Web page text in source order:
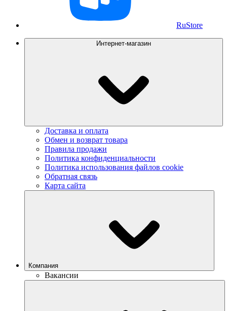
RuStore
Интернет-магазин
Доставка и оплата
Обмен и возврат товара
Правила продажи
Политика конфиденциальности
Политика использования файлов cookie
Обратная связь
Карта сайта
Компания
Вакансии